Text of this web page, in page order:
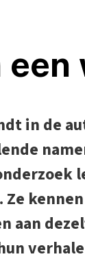
een
in de
aan